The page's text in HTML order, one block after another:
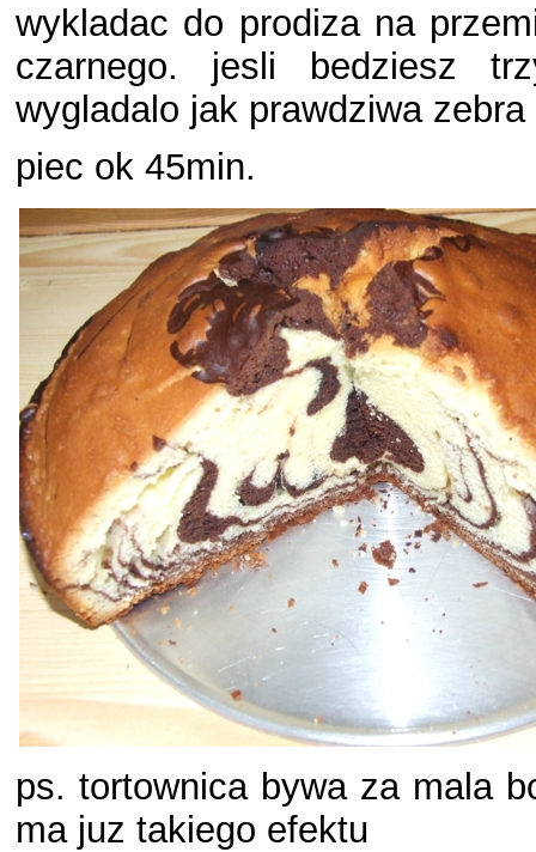
wykladac do prodiza na
czarnego. jesli bedziesz
wygladalo jak prawdziwa zebra
piec ok 45min.
ps. tortownica bywa za mala
ma juz takiego efektu